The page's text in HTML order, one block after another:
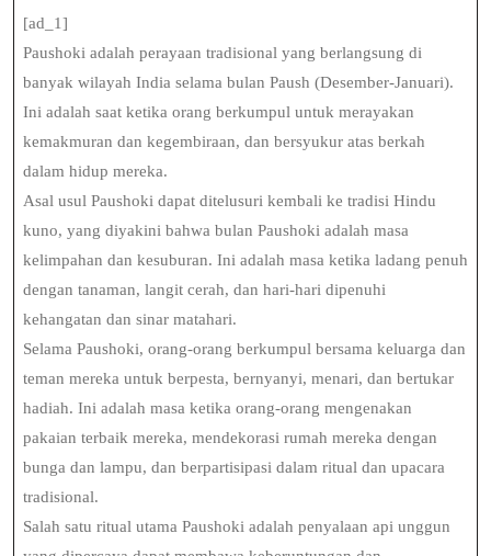
[ad_1]
Paushoki adalah perayaan tradisional yang berlangsung di
banyak wilayah India selama bulan Paush (Desember-Januari).
Ini adalah saat ketika orang berkumpul untuk merayakan
kemakmuran dan kegembiraan, dan bersyukur atas berkah
dalam hidup mereka.
Asal usul Paushoki dapat ditelusuri kembali ke tradisi Hindu
kuno, yang diyakini bahwa bulan Paushoki adalah masa
kelimpahan dan kesuburan. Ini adalah masa ketika ladang penuh
dengan tanaman, langit cerah, dan hari-hari dipenuhi
kehangatan dan sinar matahari.
Selama Paushoki, orang-orang berkumpul bersama keluarga dan
teman mereka untuk berpesta, bernyanyi, menari, dan bertukar
hadiah. Ini adalah masa ketika orang-orang mengenakan
pakaian terbaik mereka, mendekorasi rumah mereka dengan
bunga dan lampu, dan berpartisipasi dalam ritual dan upacara
tradisional.
Salah satu ritual utama Paushoki adalah penyalaan api unggun